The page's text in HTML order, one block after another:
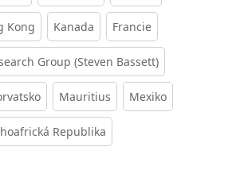
Kong Kanada Francie
Group (Steven Bassett)
Mauritius Mexiko
Republika